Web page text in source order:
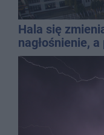
Hala się
nagłośnienie,
QEMETICA